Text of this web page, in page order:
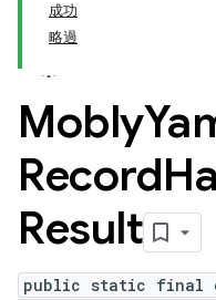
成功
略過
Mobly
Record
Result
public static final